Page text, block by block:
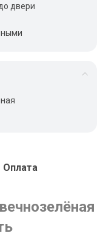
двери
Оплата